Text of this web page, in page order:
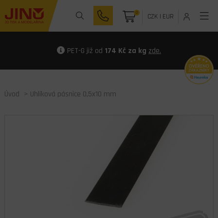
0 CZK| EUR
PET-G již od 174 Kč za kg zde.
Úvod > Uhlíková pásnice 0,5x10 mm